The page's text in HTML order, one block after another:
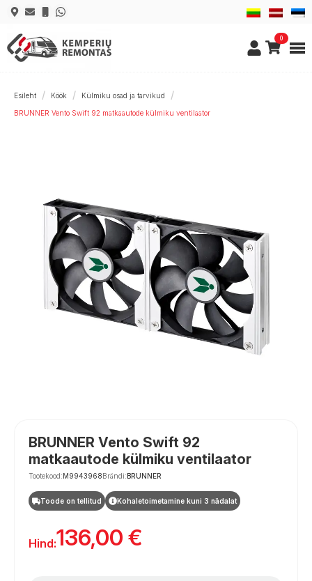
0
Esileht Köök Külmiku osad ja tarvikud
BRUNNER Vento Swift 92 matkaautode külmiku ventilaator
BRUNNER Vento Swift 92
matkaautode külmiku ventilaator
Tootekood:M9943968Brändi:BRUNNER
Toode on tellitud Kohaletoimetamine kuni 3 nädalat
Hind:136,00 €